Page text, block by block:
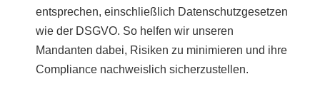
entsprechen, einschließlich Datenschutzgesetzen
wie der DSGVO. So helfen wir unseren
Mandanten dabei, Risiken zu minimieren und ihre
Compliance nachweislich sicherzustellen.